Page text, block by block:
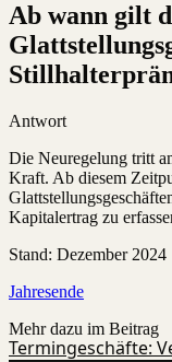
Ab wann gilt
Antwort
Die Neuregelung tritt
Kraft. Ab diesem
Kapitalertrag zu
Stand: Dezember 2024
Jahresende
Mehr dazu im Beitrag
Termingeschäfte: